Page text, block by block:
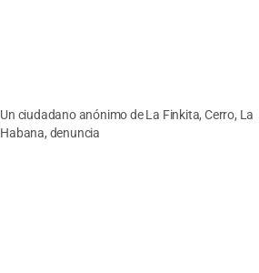
Un ciudadano anónimo de La Finkita, Cerro, La
Habana, denuncia